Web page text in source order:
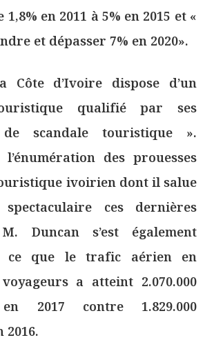
en 2011 à 5% en 2015 et «
et dépasser 7% en 2020».
Côte d’Ivoire dispose d’un
qualifié par ses
scandale touristique ».
des prouesses
ivoirien dont il salue
ces dernières
Duncan s’est également
ce que le trafic aérien en
a atteint 2.070.000
2017 contre 1.829.000
2016.